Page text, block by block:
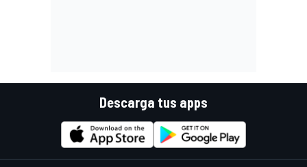
Descarga tus apps